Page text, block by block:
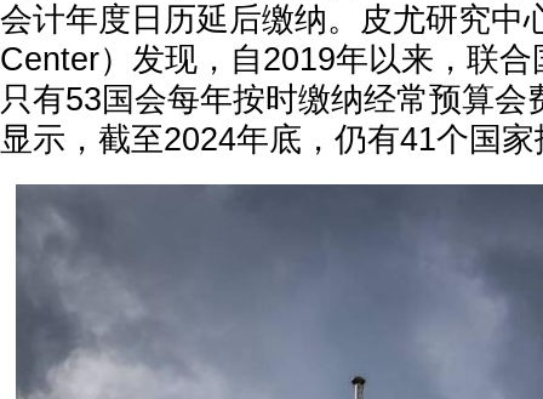
会计年度日历延后缴纳。皮尤研究中
Center）发现，自2019年以来，联
只有53国会每年按时缴纳经常预算会
显示，截至2024年底，仍有41个国